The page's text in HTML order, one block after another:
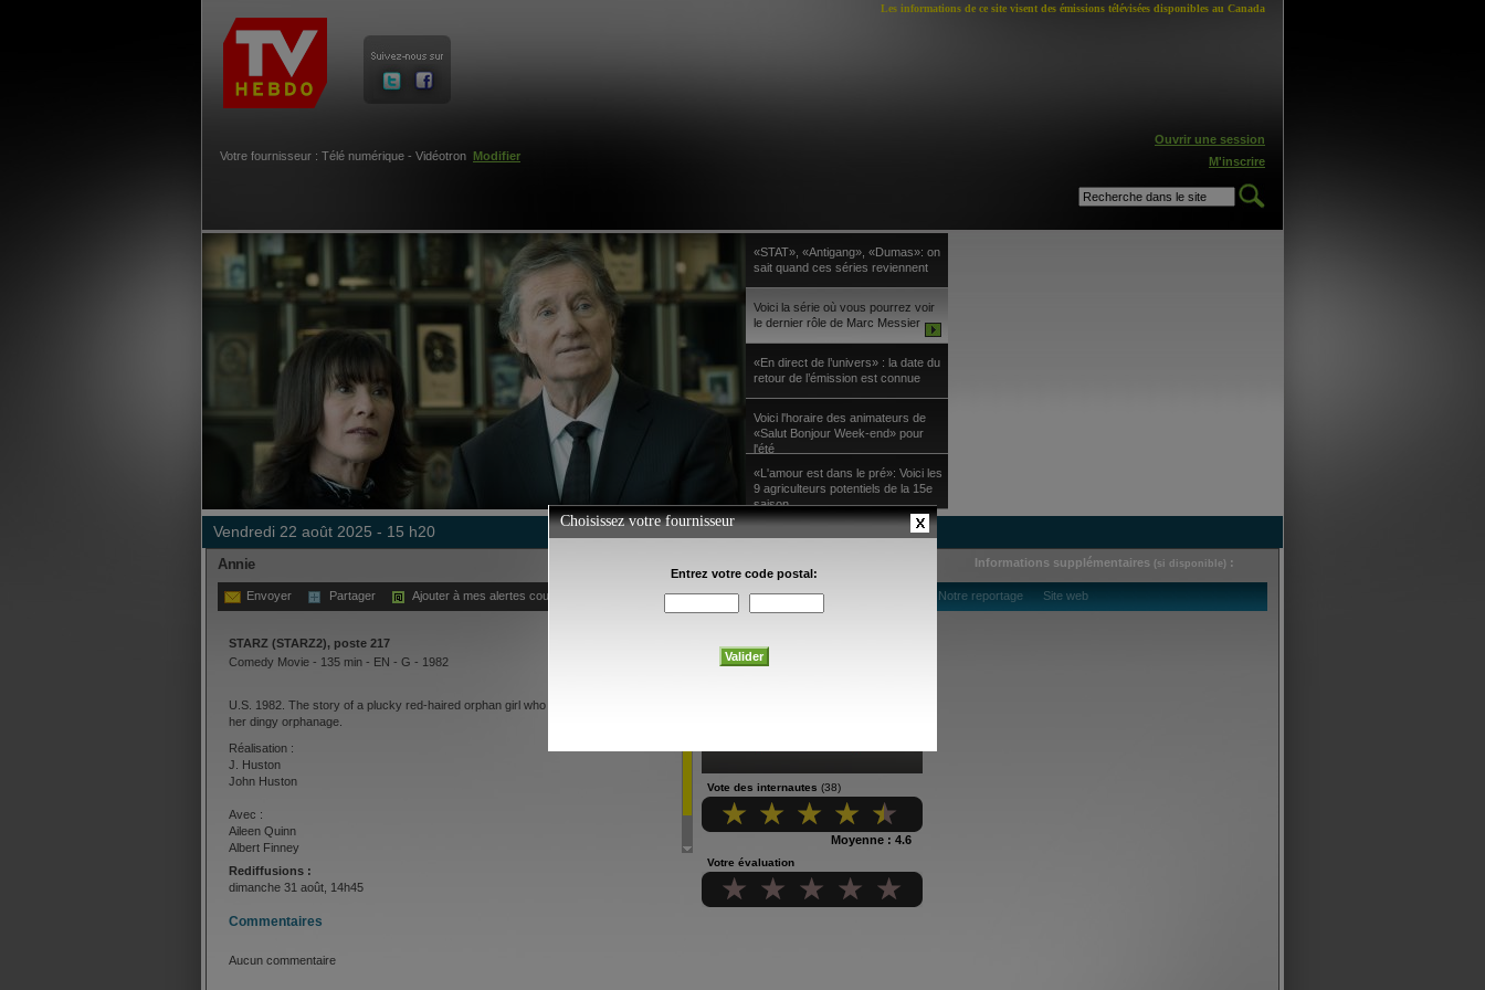
Les informations de ce site visent des émissions télévisées disponibles au Canada
Votre fournisseur : Télé numérique - Vidéotron Modifier
Ouvrir une session
M'inscrire
«STAT», «Antigang», «Dumas»: on
sait quand ces séries reviennent
Voici la série où vous pourrez voir
le dernier rôle de Marc Messier
«En direct de l’univers» : la date du
retour de l’émission est connue
Voici l'horaire des animateurs de
«Salut Bonjour Week-end» pour
l'été
«L'amour est dans le pré»: Voici les
9 agriculteurs potentiels de la 15e
saison
vendredi 22 août 2025 - 15 h20
Annie Informations supplémentaires (si disponible) :
Envoyer Partager Ajouter à mes alertes courriel Notre reportage Site web
STARZ (STARZ2), poste 217
Comedy Movie - 135 min - EN - G - 1982
U.S. 1982. The story of a plucky red-haired orphan girl who dreams of a life outside
her dingy orphanage.
Réalisation :
J. Huston
John Huston
Avec :
Aileen Quinn
Albert Finney
Carol Burnett
Rediffusions :
dimanche 31 août, 14h45
Commentaires
Aucun commentaire
Vote des internautes (38)
Moyenne : 4.6
Votre évaluation